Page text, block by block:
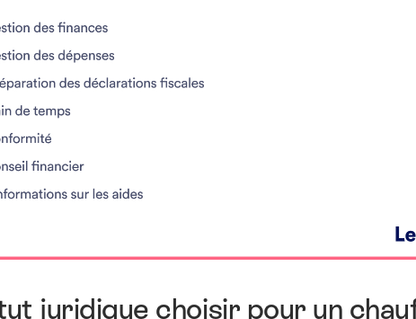
juridique choisir pour un